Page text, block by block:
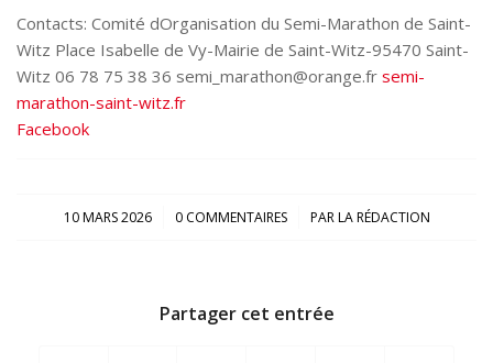
Contacts: Comité dOrganisation du Semi-Marathon de Saint-
Witz Place Isabelle de Vy-Mairie de Saint-Witz-95470 Saint-
Witz 06 78 75 38 36 semi_marathon@orange.fr semi-
marathon-saint-witz.fr
Facebook
10 MARS 2026
/ 0 COMMENTAIRES
/ PARLA RÉDACTION
Partager cet entrée